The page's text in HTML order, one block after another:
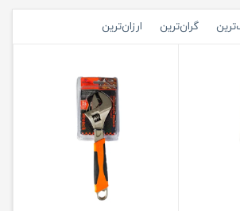
گران‌ترین ارزان‌ترین